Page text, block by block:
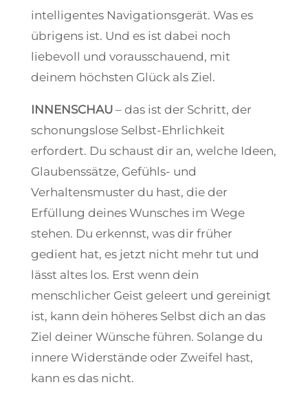
intelligentes Navigationsgerät. Was es
übrigens ist. Und es ist dabei noch
liebevoll und vorausschauend, mit
deinem höchsten Glück als Ziel.
INNENSCHAU– das ist der Schritt, der
schonungslose Selbst-Ehrlichkeit
erfordert. Du schaust dir an, welche Ideen,
Glaubenssätze, Gefühls- und
Verhaltensmuster du hast, die der
Erfüllung deines Wunsches im Wege
stehen. Du erkennst, was dir früher
gedient hat, es jetzt nicht mehr tut und
lässt altes los. Erst wenn dein
menschlicher Geist geleert und gereinigt
ist, kann dein höheres Selbst dich an das
Ziel deiner Wünsche führen. Solange du
innere Widerstände oder Zweifel hast,
kann es das nicht.